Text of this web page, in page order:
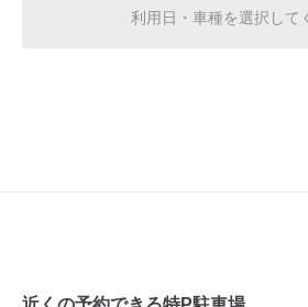
¥870
利用日・車種を選択して